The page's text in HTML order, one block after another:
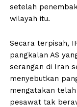
setelah
wilayah itu.
Secara terpisah,
pangkalan AS
serangan di Iran
menyebutkan
mengatakan
pesawat tak